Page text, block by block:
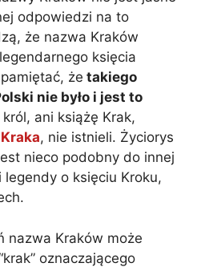
odpowiedzi na to
że nazwa Kraków
księcia
że takiego
nie było i jest to
król, ani książę Krak,
, nie istnieli. Życiorys
nieco podobny do innej
o księciu Kroku,
nazwa Kraków może
oznaczającego